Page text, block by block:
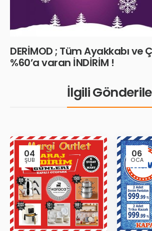
DERİMOD ; Tüm Ayakkabı
%60’a varan İNDİRİM !
İlgili
04
ŞUB
06
OCA